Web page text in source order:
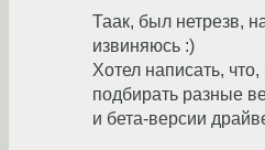
Таак, был нетрезв,
извиняюсь :)
Хотел написать,
подбирать разные
и бета-версии